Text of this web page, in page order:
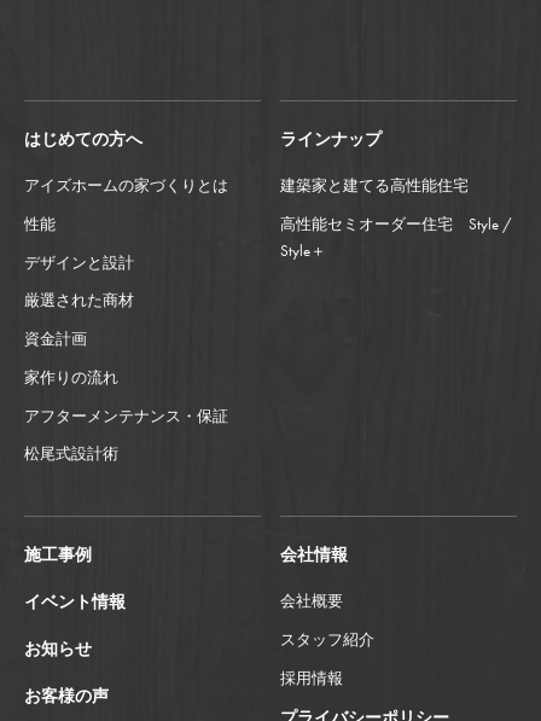
はじめての方へ
アイズホームの家づくりとは
性能
デザインと設計
厳選された商材
資金計画
家作りの流れ
アフターメンテナンス・保証
松尾式設計術
ラインナップ
建築家と建てる高性能住宅
高性能セミオーダー住宅 Style /
Style＋
施工事例
イベント情報
お知らせ
お客様の声
会社情報
会社概要
スタッフ紹介
採用情報